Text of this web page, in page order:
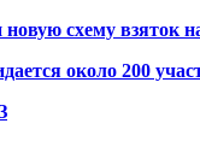
схему взяток
около 200